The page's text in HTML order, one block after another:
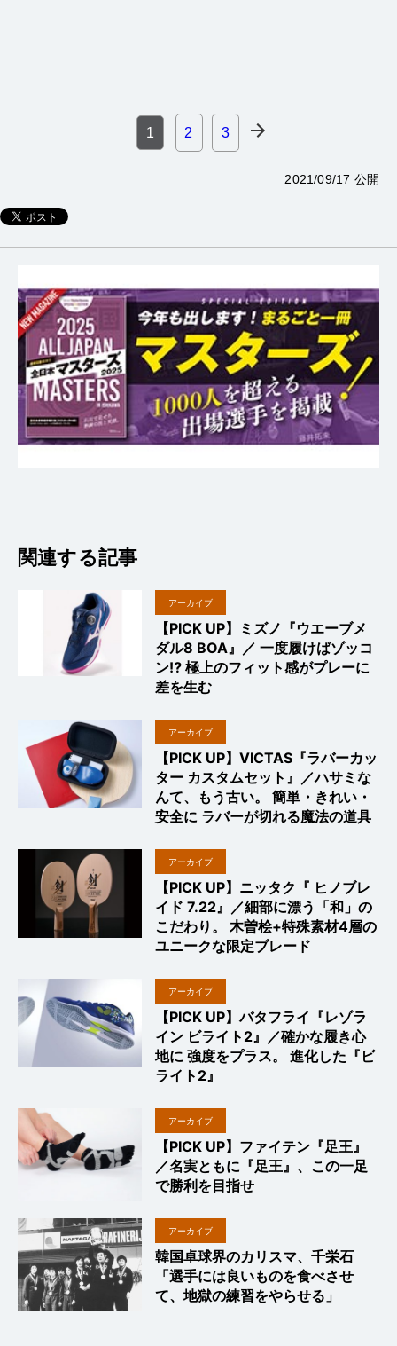
1 2 3
2021/09/17 公開
関連する記事
アーカイブ
【PICK UP】ミズノ『ウエーブメ
ダル8 BOA』／ 一度履けばゾッコ
ン⁉︎ 極上のフィット感がプレーに
差を生む
アーカイブ
【PICK UP】VICTAS『ラバーカッ
ター カスタムセット』／ハサミな
んて、もう古い。 簡単・きれい・
安全に ラバーが切れる魔法の道具
アーカイブ
【PICK UP】ニッタク『 ヒノブレ
イド 7.22』／細部に漂う「和」の
こだわり。 木曽桧+特殊素材4層の
ユニークな限定ブレード
アーカイブ
【PICK UP】バタフライ『レゾラ
イン ビライト2』／確かな履き心
地に 強度をプラス。 進化した『ビ
ライト2』
アーカイブ
【PICK UP】ファイテン『足王』
／名実ともに『足王』、この一足
で勝利を目指せ
アーカイブ
韓国卓球界のカリスマ、千栄石
「選手には良いものを食べさせ
て、地獄の練習をやらせる」